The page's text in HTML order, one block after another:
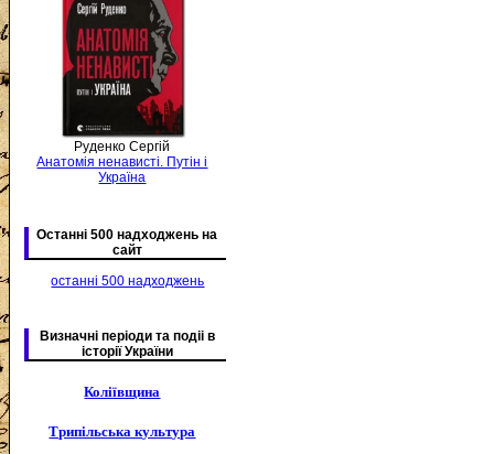
Руденко Сергій
Анатомія ненависті. Путін і
Україна
Останні 500 надходжень на
сайт
останні 500 надходжень
Визначні періоди та подіі в
історії України
Коліївщина
Трипільська культура